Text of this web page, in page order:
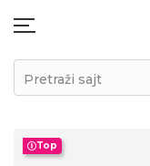
Pretraži sajt
Top